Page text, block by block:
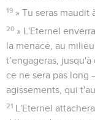
19 » Tu seras maudit
20 » L'Eternel
la menace, au
t’engageras,
ce ne sera pas long
agissements, qui
21 L'Eternel